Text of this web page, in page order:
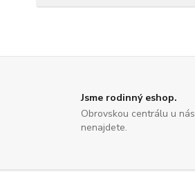
Jsme rodinný eshop.
Obrovskou centrálu u nás
nenajdete.